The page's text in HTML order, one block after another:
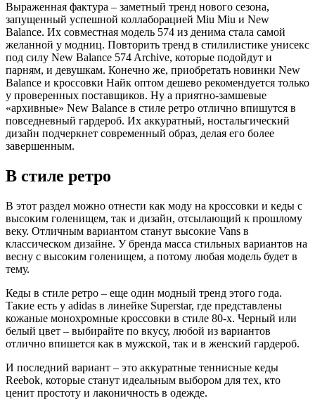
Выраженная фактура – заметный тренд нового сезона,
запущенный успешной коллаборацией Miu Miu и New
Balance. Их совместная модель 574 из денима стала самой
желанной у модниц. Повторить тренд в стилилистике унисекс
под силу New Balance 574 Archive, которые подойдут и
парням, и девушкам. Конечно же, приобретать новинки New
Balance и кроссовки Найк оптом дешево рекомендуется только
у проверенных поставщиков. Ну а приятно-замшевые
«архивные» New Balance в стиле ретро отлично впишутся в
повседневный гардероб. Их аккуратный, ностальгический
дизайн подчеркнет современный образ, делая его более
завершенным.
В стиле ретро
В этот раздел можно отнести как моду на кроссовки и кеды с
высоким голенищем, так и дизайн, отсылающий к прошлому
веку. Отличным вариантом станут высокие Vans в
классическом дизайне. У бренда масса стильных вариантов на
весну с высоким голенищем, а потому любая модель будет в
тему.
Кеды в стиле ретро – еще один модный тренд этого года.
Такие есть у adidas в линейке Superstar, где представлены
кожаные монохромные кроссовки в стиле 80-х. Черный или
белый цвет – выбирайте по вкусу, любой из вариантов
отлично впишется как в мужской, так и в женский гардероб.
И последний вариант – это аккуратные теннисные кеды
Reebok, которые станут идеальным выбором для тех, кто
ценит простоту и лаконичность в одежде.